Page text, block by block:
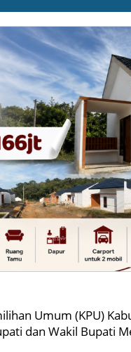
Umum (KPU)
dan Wakil Bupati